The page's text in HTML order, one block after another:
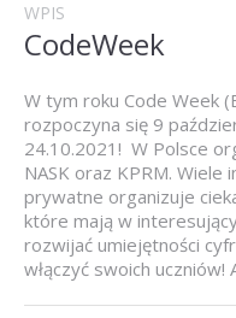
WPIS
CodeWeek
W tym roku Code Week
rozpoczyna się 9
24.10.2021! W Polsce
NASK oraz KPRM.
prywatne organizuje
które mają w
rozwijać umiejętności
włączyć swoich uczniów!